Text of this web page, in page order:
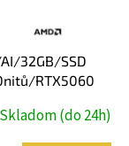
AI/32GB/SSD
RTX5060
Skladom (do 24h)